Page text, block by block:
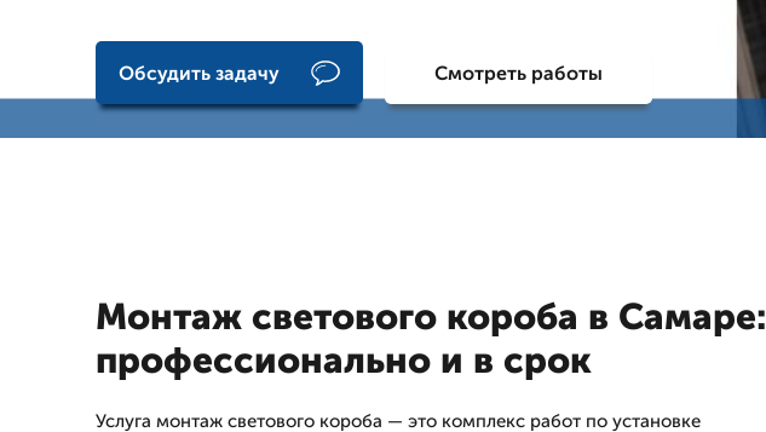
Обсудить задачу Смотреть работы
Монтаж светового короба в Самаре:
профессионально и в срок
Услуга монтаж светового короба — это комплекс работ по установке